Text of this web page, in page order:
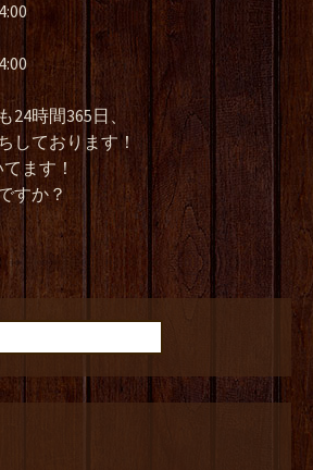
時間365日、
しております！
ます！
すか？